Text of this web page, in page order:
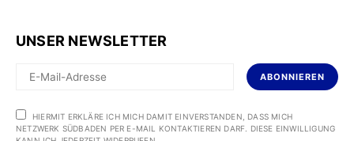
UNSER NEWSLETTER
ABONNIEREN
HIERMIT ERKLÄRE ICH MICH DAMIT EINVERSTANDEN, DASS MICH
NETZWERK SÜDBADEN PER E-MAIL KONTAKTIEREN DARF. DIESE EINWILLIGUNG